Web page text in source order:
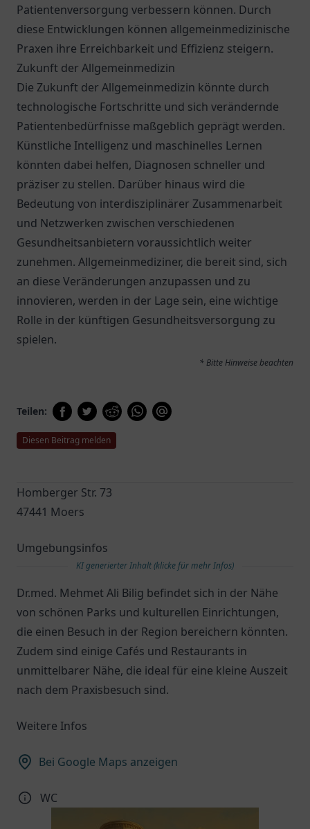
Patientenversorgung verbessern können. Durch
diese Entwicklungen können allgemeinmedizinische
Praxen ihre Erreichbarkeit und Effizienz steigern.
Zukunft der Allgemeinmedizin
Die Zukunft der Allgemeinmedizin könnte durch
technologische Fortschritte und sich verändernde
Patientenbedürfnisse maßgeblich geprägt werden.
Künstliche Intelligenz und maschinelles Lernen
könnten dabei helfen, Diagnosen schneller und
präziser zu stellen. Darüber hinaus wird die
Bedeutung von interdisziplinärer Zusammenarbeit
und Netzwerken zwischen verschiedenen
Gesundheitsanbietern voraussichtlich weiter
zunehmen. Allgemeinmediziner, die bereit sind, sich
an diese Veränderungen anzupassen und zu
innovieren, werden in der Lage sein, eine wichtige
Rolle in der künftigen Gesundheitsversorgung zu
spielen.
* Bitte Hinweise beachten
Teilen:
Diesen Beitrag melden
Homberger Str. 73
47441 Moers
Umgebungsinfos
KI generierter Inhalt (klicke für mehr Infos)
Dr.med. Mehmet Ali Bilig befindet sich in der Nähe
von schönen Parks und kulturellen Einrichtungen,
die einen Besuch in der Region bereichern könnten.
Zudem sind einige Cafés und Restaurants in
unmittelbarer Nähe, die ideal für eine kleine Auszeit
nach dem Praxisbesuch sind.
Weitere Infos
Bei Google Maps anzeigen
WC